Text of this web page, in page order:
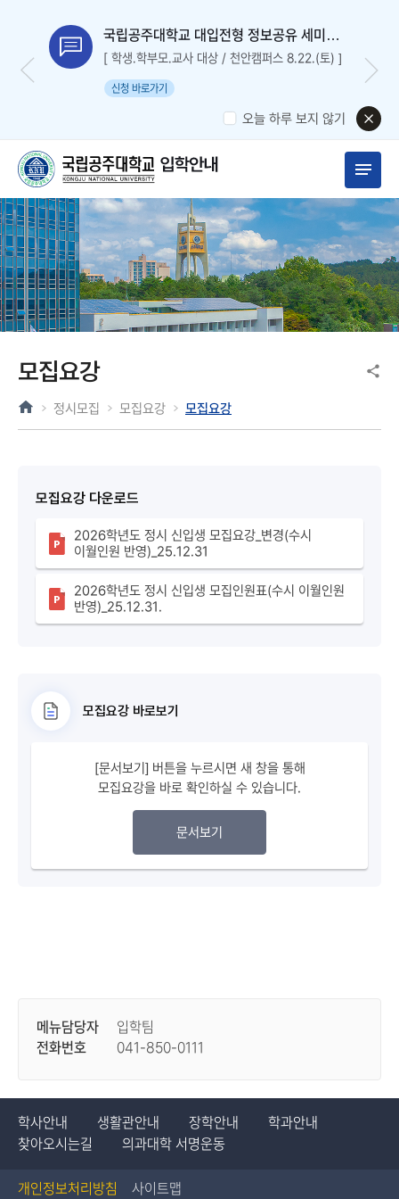
국립공주대학교 대입전형 정보공유 세미나
신청
[ 학생.학부모.교사 대상 / 천안캠퍼스 8.22.(토) ]
신청 바로가기
오늘 하루 보지 않기
모집요강
정시모집 모집요강 모집요강
모집요강 다운로드
2026학년도 정시 신입생 모집요강_변경(수시
이월인원 반영)_25.12.31
2026학년도 정시 신입생 모집인원표(수시 이월인원
반영)_25.12.31.
모집요강 바로보기
[문서보기] 버튼을 누르시면 새 창을 통해
모집요강을 바로 확인하실 수 있습니다.
문서보기
메뉴담당자
입학팀
전화번호
041-850-0111
학사안내 생활관안내 장학안내
학과안내
찾아오시는길
의과대학 서명운동
개인정보처리방침 사이트맵